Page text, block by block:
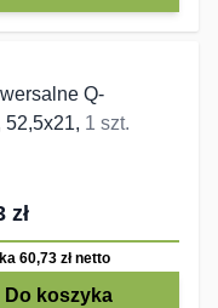
Q-
52,5x21, 1 szt.
zł
60,73 złnetto
Do koszyka